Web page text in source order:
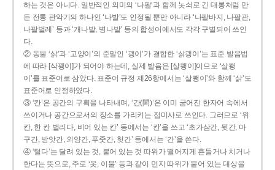
하는 것은 아니다. 일반적인 의미의 ‘나팔’과 함께 놋쇠로 긴 대롱처럼 만
든 전통 관악기의 하나인 ‘나발’도 인정될 뿐만 아니라 ‘나팔바지, 나팔관,
나팔벌레’ 등과 ‘개나발, 병나발’ 등의 합성어에서도 각각 구별되어 쓰인
다.
② 동물 ‘삵’과 ‘고양이’의 준말인 ‘괭이’가 결합한 ‘삵괭이’는 표준 발음법
에 따라 [삭꽹이]가 되어야 하는데, 실제 발음은 [살쾡이]이므로 ‘살쾡
이’를 표준어로 삼았다. 표준어 규정 제26항에서는 ‘살쾡이’와 함께 ‘삵’도
표준어로 인정하였다.
③ ‘칸’은 공간의 구획을 나타내며, ‘간(間)’은 이미 굳어진 한자어 속에서
쓰이거나 공간으로서의 장소를 가리키는 접미사로 쓰인다. 그러므로 ‘위
칸, 한 칸 벌리다, 비어 있는 칸’ 등에서는 ‘칸’을 쓰고 ‘초가삼간, 뒷간, 마
구간, 방앗간, 외양간, 푸줏간, 헛간’ 등에서는 ‘간’을 쓴다.
④ ‘털다’는 달려 있는 것, 붙어 있는 것 따위가 떨어지게 흔들거나 치거나
한다는 뜻으로, 주로 ‘옷, 이불’ 등과 같이 먼지 따위가 붙어 있는 대상을